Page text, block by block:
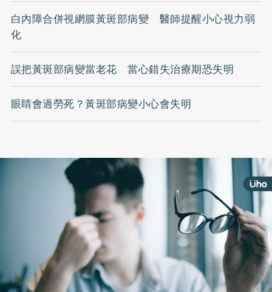
白內障合併視網膜黃斑部病變 醫師提醒小心視力弱
化
誤把黃斑部病變當老花 當心錯失治療期恐失明
眼睛會過勞死？黃斑部病變小心會失明